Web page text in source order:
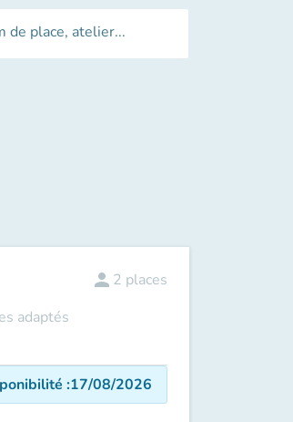
de place, atelier...
adaptés
person 2 places
:17/08/2026